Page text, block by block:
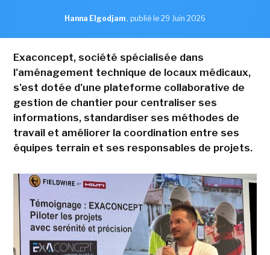
Hanna Elgodjam , publié le 29 Juin 2026
Exaconcept, société spécialisée dans
l'aménagement technique de locaux médicaux,
s'est dotée d'une plateforme collaborative de
gestion de chantier pour centraliser ses
informations, standardiser ses méthodes de
travail et améliorer la coordination entre ses
équipes terrain et ses responsables de projets.